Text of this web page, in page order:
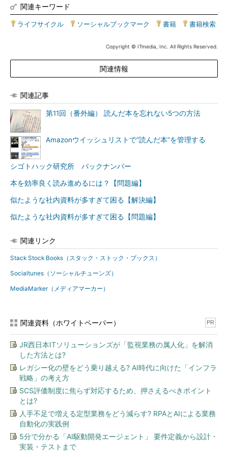
関連キーワード
ライフサイクル ソーシャルブックマーク 書籍 書籍検索
Copyright © ITmedia, Inc. All Rights Reserved.
関連情報
関連記事
第11回（番外編） 読んだ本を忘れない5つの方法
Amazonウイッシュリストで“読んだ本”を管理する
シゴトハック研究所 バックナンバー
本を効率良く読み進めるには？【問題編】
似たような社内資料が多すぎて困る【解決編】
似たような社内資料が多すぎて困る【問題編】
関連リンク
Stack Stock Books（スタック・ストック・ブックス）
Socialtunes（ソーシャルチューンズ）
MediaMarker（メディアマーカー）
関連資料（ホワイトペーパー） PR
JR西日本ITソリューションズが「監視業務の属人化」を解消
した方法とは?
レガシー化の壁をどう乗り越える? AI時代に向けた「インフラ
戦略」の考え方
SCS評価制度に焦らず対応するため、押さえるべきポイント
とは?
人手不足で増える定型業務をどう減らす? RPAとAIによる業務
自動化の実践例
5分で分かる「AI駆動開発エージェント」 要件定義から設計・
実装・テストまで